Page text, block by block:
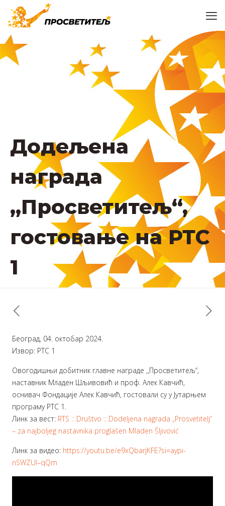
Додељена
награда
,,Просветитељ“,
гостовање на РТС
1
Београд, 04. oктобар 2024.
Извор: РТС 1
Овогодишњи добитник главне награде ,,Просветитељ“,
наставник Младен Шљивовић и проф. Алек Кавчић,
оснивач Фондације Алек Кавчић, гостовали су у Јутарњем
програму РТС 1.
Линк за вест: RTS :: Društvo :: Dodeljena nagrada „Prosvetitelj“
– za najboljeg nastavnika proglašen Mladen Šljivović
Линк за видео: https://youtu.be/e9xQbarjKFE?si=aypi-
nSWZUl–qQm